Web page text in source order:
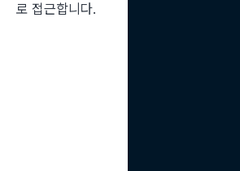
로 접근합니다.